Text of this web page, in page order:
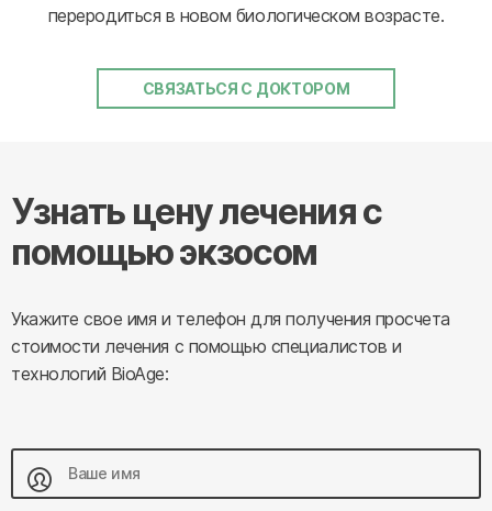
переродиться в новом биологическом возрасте.
СВЯЗАТЬСЯ С ДОКТОРОМ
Узнать цену лечения с
помощью экзосом
Укажите свое имя и телефон для получения просчета
стоимости лечения с помощью специалистов и
технологий BioAge: